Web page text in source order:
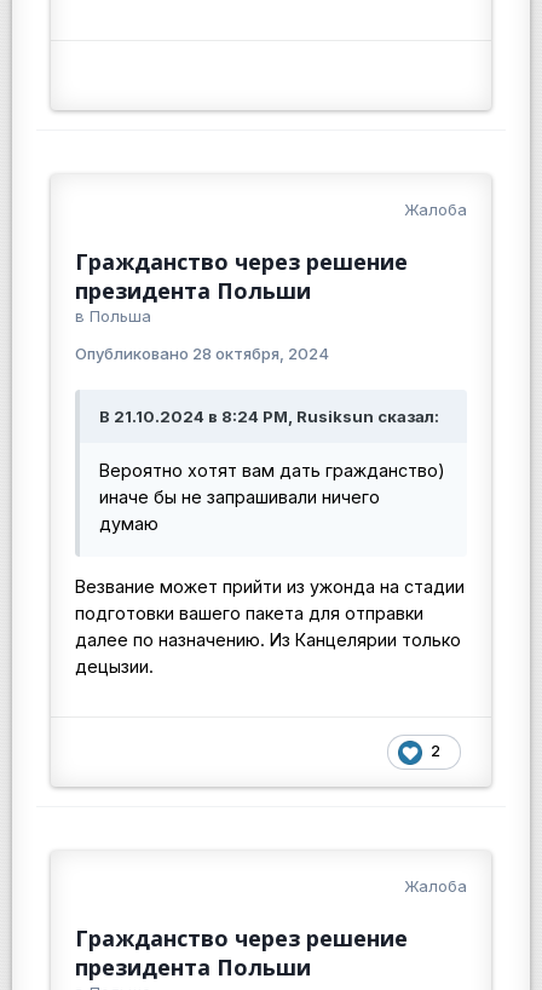
Жалоба
Гражданство через решение
президента Польши
в Польша
Опубликовано 28 октября, 2024
В 21.10.2024 в 8:24 PM, Rusiksun сказал:
Вероятно хотят вам дать гражданство)
иначе бы не запрашивали ничего
думаю
Везвание может прийти из ужонда на стадии
подготовки вашего пакета для отправки
далее по назначению. Из Канцелярии только
децызии.
2
Жалоба
Гражданство через решение
президента Польши